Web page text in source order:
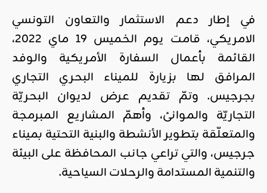
في إطار دعم الاستثمار والتعاون التونسي
الامريكي، قامت يوم الخميس 19 ماي 2022،
القائمة بأعمال السفارة الأمريكية والوفد
المرافق لها بزيارة للميناء البحري التجاري
بجرجيس. وتمّ تقديم عرض لديوان البحريّة
التجاريّة والموانئ، وأهمّ المشاريع المبرمجة
والمتعلّقة بتطوير الأنشطة والبنية التحتية بميناء
جرجيس، والتي تراعي جانب المحافظة على البيئة
والتنمية المستدامة والرحلات السياحية.